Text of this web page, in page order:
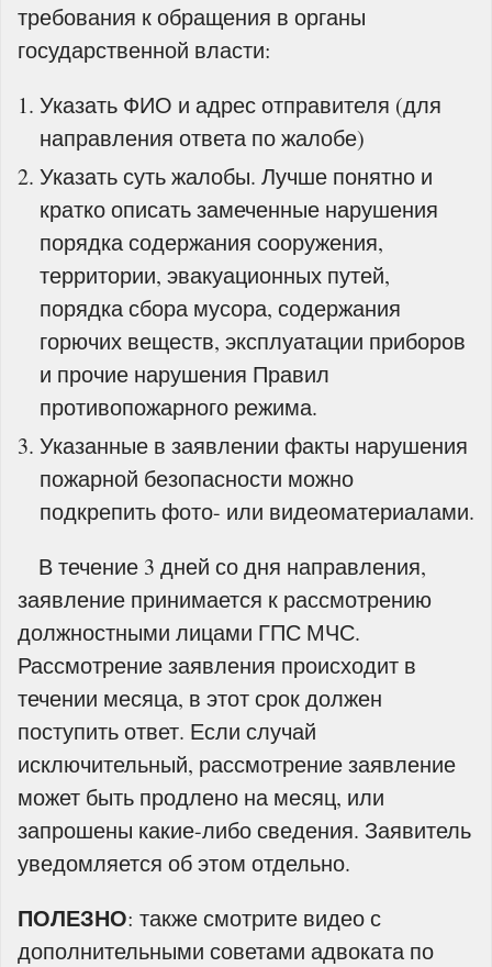
требования к обращения в органы
государственной власти:
Указать ФИО и адрес отправителя (для
направления ответа по жалобе)
Указать суть жалобы. Лучше понятно и
кратко описать замеченные нарушения
порядка содержания сооружения,
территории, эвакуационных путей,
порядка сбора мусора, содержания
горючих веществ, эксплуатации приборов
и прочие нарушения Правил
противопожарного режима.
Указанные в заявлении факты нарушения
пожарной безопасности можно
подкрепить фото- или видеоматериалами.
В течение 3 дней со дня направления,
заявление принимается к рассмотрению
должностными лицами ГПС МЧС.
Рассмотрение заявления происходит в
течении месяца, в этот срок должен
поступить ответ. Если случай
исключительный, рассмотрение заявление
может быть продлено на месяц, или
запрошены какие-либо сведения. Заявитель
уведомляется об этом отдельно.
ПОЛЕЗНО: также смотрите видео с
дополнительными советами адвоката по